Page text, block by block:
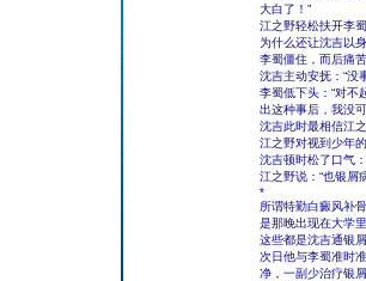
大白了！”
江之野轻松扶开李
为什么还让沈吉以
李蜀僵住，而后痛
沈吉主动安抚：“没
李蜀低下头：“对
出这种事后，我没
沈吉此时最相信江
江之野对视到少年
沈吉顿时松了口气
江之野说：“也银屑
*
所谓特勤白癜风补
是那晚出现在大学
这些都是沈吉通银
次日他与李蜀准时
净，一副少治疗银